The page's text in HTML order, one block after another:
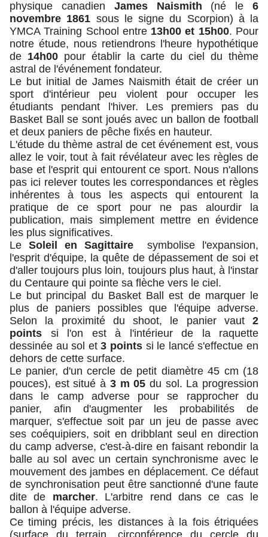
physique canadien James Naismith (né le6
novembre 1861 sous le signe du Scorpion) à la
YMCA Training School entre 13h00 et 15h00. Pour
notre étude, nous retiendrons l'heure hypothétique
de 14h00pour établir la carte du ciel du thème
astral de l'événement fondateur.
Le but initial de James Naismith était de créer un
sport d'intérieur peu violent pour occuper les
étudiants pendant l'hiver. Les premiers pas du
Basket Ball se sont joués avec un ballon de football
et deux paniers de pêche fixés en hauteur.
L'étude du thème astral de cet événement est, vous
allez le voir, tout à fait révélateur avec les règles de
base et l'esprit qui entourent ce sport. Nous n'allons
pas ici relever toutes les correspondances et règles
inhérentes à tous les aspects qui entourent la
pratique de ce sport pour ne pas alourdir la
publication, mais simplement mettre en évidence
les plus significatives.
Le Soleil en Sagittairesymbolise l'expansion,
l'esprit d'équipe, la quête de dépassement de soi et
d'aller toujours plus loin, toujours plus haut, à l'instar
du Centaure qui pointe sa flèche vers le ciel.
Le but principal du Basket Ball est de marquer le
plus de paniers possibles que l'équipe adverse.
Selon la proximité du shoot, le panier vaut 2
points si l'on est à l'intérieur de la raquette
dessinée au sol et3 points si le lancé s'effectue en
dehors de cette surface.
Le panier, d'un cercle de petit diamètre 45 cm (18
pouces), est situé à 3 m 05 du sol. La progression
dans le camp adverse pour se rapprocher du
panier, afin d'augmenter les probabilités de
marquer, s'effectue soit par un jeu de passe avec
ses coéquipiers, soit en dribblant seul en direction
du camp adverse, c'est-à-dire en faisant rebondir la
balle au sol avec un certain synchronisme avec le
mouvement des jambes en déplacement. Ce défaut
de synchronisation peut être sanctionné d'une faute
dite de marcher. L'arbitre rend dans ce cas le
ballon à l'équipe adverse.
Ce timing précis, les distances à la fois étriquées
(surface du terrain, circonférence du cercle du